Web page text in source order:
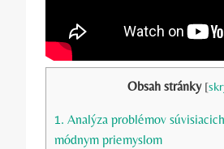
Obsah stránky [
1. Analýza problémov
módnym priemyslom